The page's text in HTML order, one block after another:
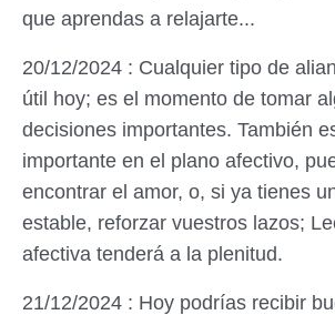
que aprendas a relajarte...
20/12/2024 : Cualquier tipo de
útil hoy; es el momento de tomar
decisiones importantes. También
importante en el plano afectivo,
encontrar el amor, o, si ya tienes
estable, reforzar vuestros lazos;
afectiva tenderá a la plenitud.
21/12/2024 : Hoy podrías recibir